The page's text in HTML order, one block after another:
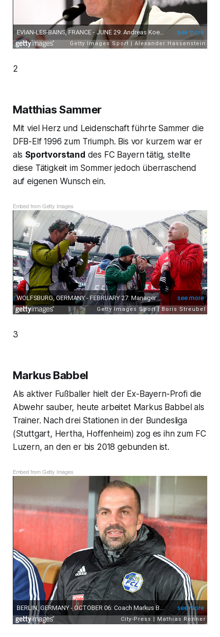
2
Matthias Sammer
Mit viel Herz und Leidenschaft führte Sammer die
DFB-Elf 1996 zum Triumph. Bis vor kurzem war er
als Sportvorstand des FC Bayern tätig, stellte
diese Tätigkeit im Sommer jedoch überraschend
auf eigenen Wunsch ein.
Embed from Getty Images
3
Markus Babbel
Als aktiver Fußballer hielt der Ex-Bayern-Profi die
Abwehr sauber, heute arbeitet Markus Babbel als
Trainer. Nach drei Stationen in der Bundesliga
(Stuttgart, Hertha, Hoffenheim) zog es ihn zum FC
Luzern, an den er bis 2018 gebunden ist.
Embed from Getty Images